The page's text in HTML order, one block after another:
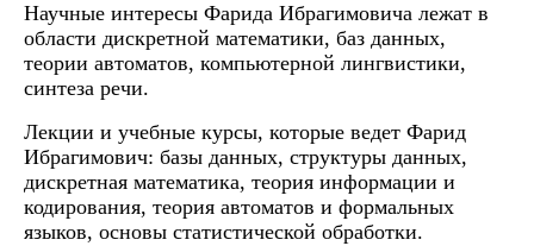
Научные интересы Фарида Ибрагимовича лежат в
области дискретной математики, баз данных,
теории автоматов, компьютерной лингвистики,
синтеза речи.
Лекции и учебные курсы, которые ведет Фарид
Ибрагимович: базы данных, структуры данных,
дискретная математика, теория информации и
кодирования, теория автоматов и формальных
языков, основы статистической обработки.